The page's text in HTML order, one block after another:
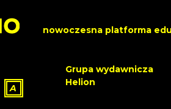
nowoczesna platforma
A
Grupa wydawnicza
Helion